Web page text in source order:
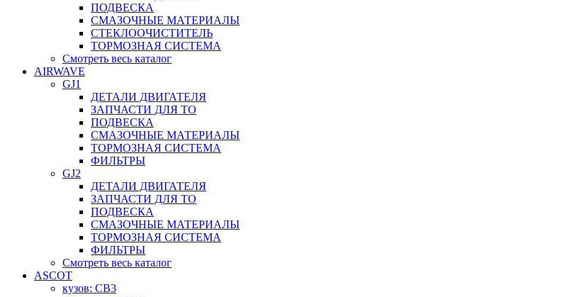
ПОДВЕСКА
СМАЗОЧНЫЕ МАТЕРИАЛЫ
СТЕКЛООЧИСТИТЕЛЬ
ТОРМОЗНАЯ СИСТЕМА
Смотреть весь каталог
AIRWAVE
GJ1
ДЕТАЛИ ДВИГАТЕЛЯ
ЗАПЧАСТИ ДЛЯ ТО
ПОДВЕСКА
СМАЗОЧНЫЕ МАТЕРИАЛЫ
ТОРМОЗНАЯ СИСТЕМА
ФИЛЬТРЫ
GJ2
ДЕТАЛИ ДВИГАТЕЛЯ
ЗАПЧАСТИ ДЛЯ ТО
ПОДВЕСКА
СМАЗОЧНЫЕ МАТЕРИАЛЫ
ТОРМОЗНАЯ СИСТЕМА
ФИЛЬТРЫ
Смотреть весь каталог
ASCOT
кузов: CB3